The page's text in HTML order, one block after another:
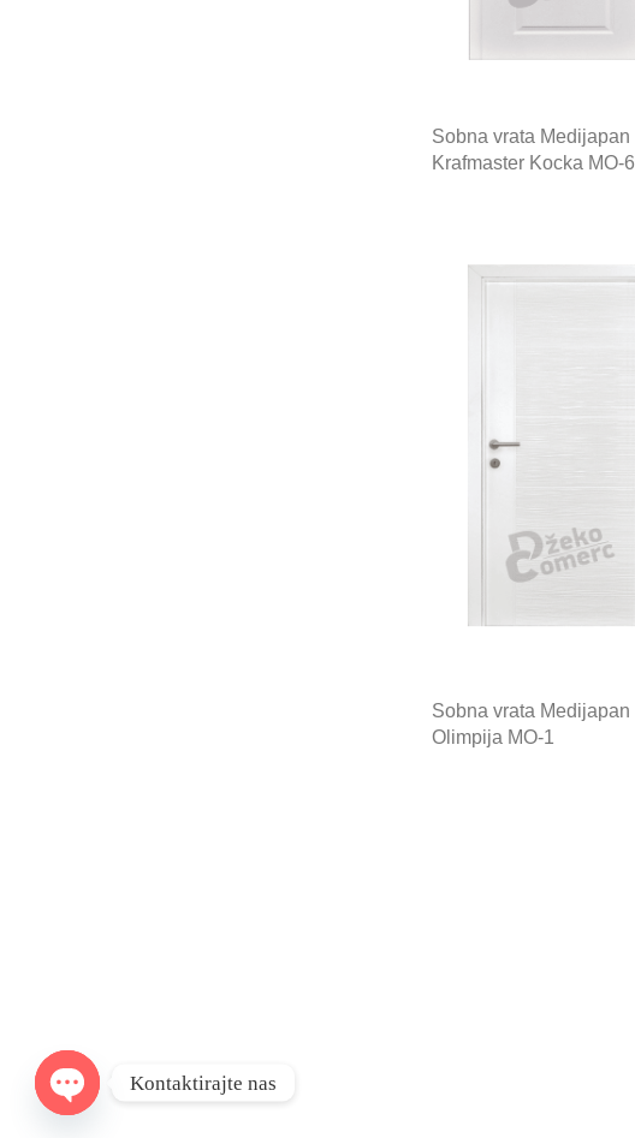
Sobna vrata Medijapan
Krafmaster Kocka MO-6
Sobna vrata Medijapan
Olimpija MO-1
Kontaktirajte nas